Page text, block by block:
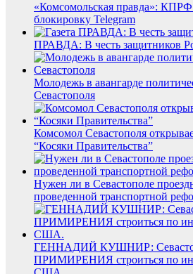
«Комсомольская правда»: КПРФ
блокировку Telegram
ПРАВДА: В честь защитников
Молодежь в авангарде
Севастополя
Комсомол Севастополя
“Косяки Правительства”
Нужен ли в Севастополе
проведенной транспортной
ГЕННАДИЙ КУШНИР:
ПРИМИРЕНИЯ строиться по